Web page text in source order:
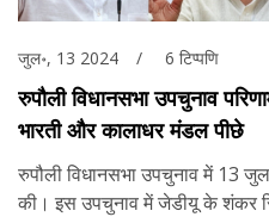
जुल॰, 13 2024 6 टिप्पणि
रुपौली विधानसभा उपचुनाव
भारती और कालाधर मंडल पीछे
रुपौली विधानसभा उपचुनाव में 13
की। इस उपचुनाव में जेडीयू के शंकर